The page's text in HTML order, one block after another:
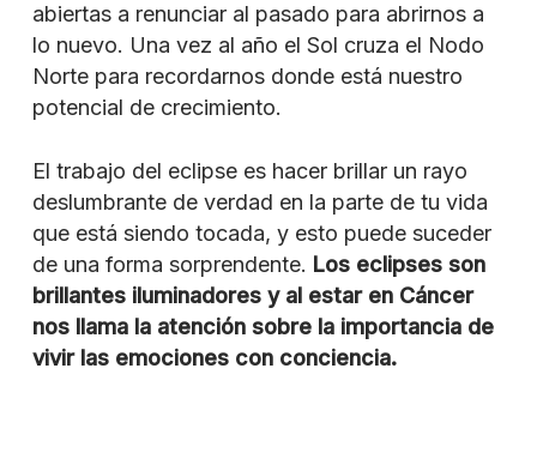
abiertas a renunciar al pasado para abrirnos a
lo nuevo. Una vez al año el Sol cruza el Nodo
Norte para recordarnos donde está nuestro
potencial de crecimiento.
El trabajo del eclipse es hacer brillar un rayo
deslumbrante de verdad en la parte de tu vida
que está siendo tocada, y esto puede suceder
de una forma sorprendente. Los eclipses son
brillantes iluminadores y al estar en Cáncer
nos llama la atención sobre la importancia de
vivir las emociones con conciencia.